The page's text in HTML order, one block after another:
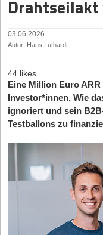
Drahtseilakt
03.06.2026
Autor: Hans Luthardt
44 likes
Eine Million Euro
Investor*innen. Wie
ignoriert und sein
Testballons zu